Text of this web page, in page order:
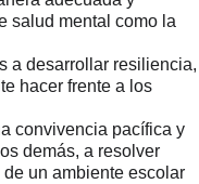
salud mental como la
a desarrollar resiliencia,
hacer frente a los
convivencia pacífica y
demás, a resolver
un ambiente escolar